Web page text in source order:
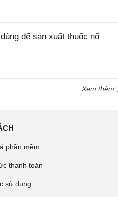
để sản xuất thuốc nổ
Xem thêm
phần mềm
thanh toán
sử dụng